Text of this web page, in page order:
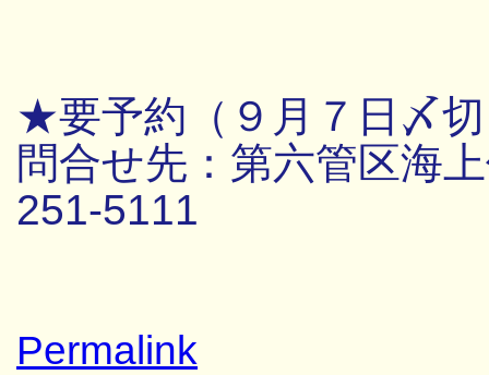
★要予約（９月７日〆
問合せ先：第六管区海
251-5111
Permalink